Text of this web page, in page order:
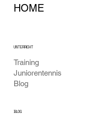
HOME
Training
Juniorentennis
Blog
UNTERRICHT
BLOG